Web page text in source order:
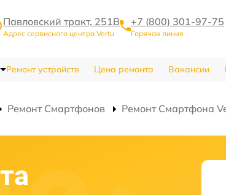
Павловский тракт, 251В
Адрес сервисного центра Vertu
+7 (800) 301-97-75
Горячая линия
Ремонт устройств Цена ремонта Вакансии
Ремонт Смартфонов Ремонт Смартфона